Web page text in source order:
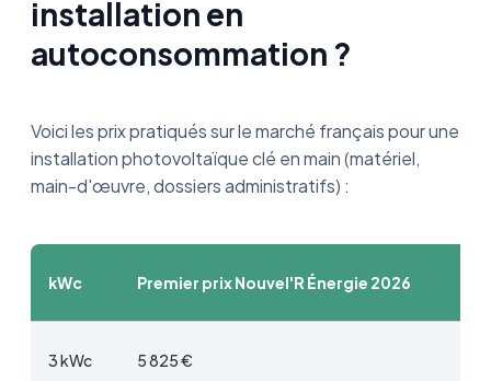
installation en
autoconsommation ?
Voici les prix pratiqués sur le marché français pour une
installation photovoltaïque clé en main (matériel,
main-d'œuvre, dossiers administratifs) :
kWc Premier prix Nouvel'R Énergie 2026
3 kWc 5 825 €